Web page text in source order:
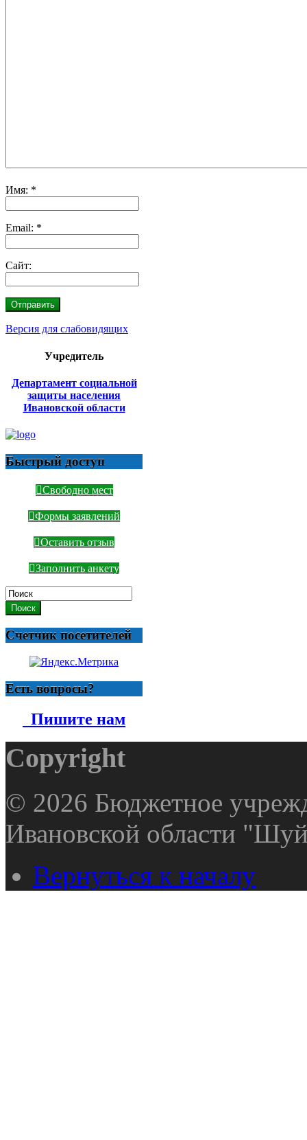
Имя: *
Email: *
Сайт:
Версия для слабовидящих
Учредитель
Департамент социальной
защиты населения
Ивановской области
Быстрый доступ
Свободно мест
Формы заявлений
Оставить отзыв
Заполнить анкету
Поиск
Счетчик посетителей
Есть вопросы?
Пишите нам
Copyright
© 2026 Бюджетное
Ивановской области
Вернуться к началу